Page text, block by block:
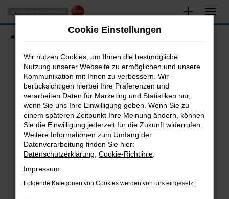
Zum
Hauptinhalt
springen
Fahrzeugsuche
Fehler: Network Error
Beim Laden ist ein Fehler aufgetreten.
Hier sind ein paar Tipps, die dir helfen können:
Überprüfe deine Firewall und deine
Internetverbindung.
Laden andere Webseiten, zum Beispiel deine
Suchmaschine?
Prüfe deine Browsererweiterungen.
Cookie Einstellungen
Wir nutzen Cookies, um Ihnen die bestmögliche
Nutzung unserer Webseite zu ermöglichen und unsere
Kommunikation mit Ihnen zu verbessern. Wir
berücksichtigen hierbei Ihre Präferenzen und
verarbeiten Daten für Marketing und Statistiken nur,
wenn Sie uns Ihre Einwilligung geben. Wenn Sie zu
einem späteren Zeitpunkt Ihre Meinung ändern, können
Sie die Einwilligung jederzeit für die Zukunft widerrufen.
Weitere Informationen zum Umfang der
Datenverarbeitung finden Sie hier:
Datenschutzerklärung Cookie-Richtlinie
Impressum
Folgende Kategorien von Cookies werden von uns eingesetzt: